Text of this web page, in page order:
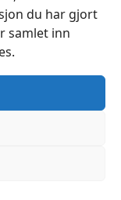
du har gjort
samlet inn
20kg